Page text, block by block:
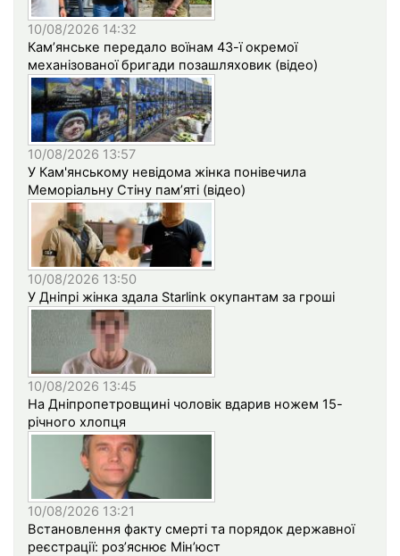
10/08/2026 14:32
Кам’янське передало воїнам 43-ї окремої
механізованої бригади позашляховик (відео)
10/08/2026 13:57
У Кам'янському невідома жінка понівечила
Меморіальну Стіну пам’яті (відео)
10/08/2026 13:50
У Дніпрі жінка здала Starlink окупантам за гроші
10/08/2026 13:45
На Дніпропетровщині чоловік вдарив ножем 15-
річного хлопця
10/08/2026 13:21
Встановлення факту смерті та порядок державної
реєстрації: роз’яснює Мін’юст